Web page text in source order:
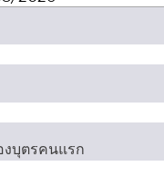
งบุตรคนแรก